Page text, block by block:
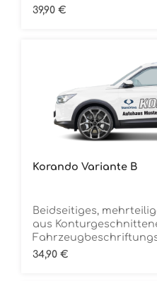
ÜbertragungstapeDie
Regulärer Preis:
39,90 €
Korando Variante B
Beidseitiges,
aus
ÜbertragungstapeDie
Regulärer Preis:
34,90 €